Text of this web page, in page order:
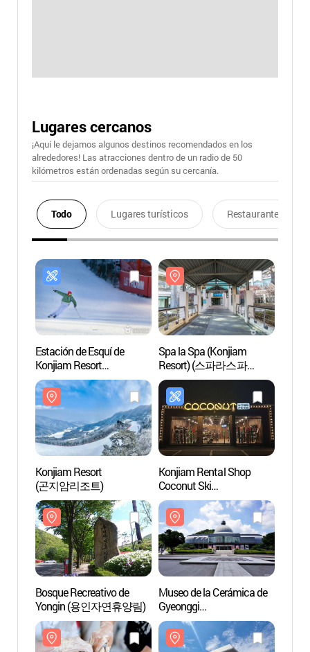
Lugares cercanos
¡Aquí le dejamos algunos destinos recomendados en los
alrededores! Las atracciones dentro de un radio de 50
kilómetros están ordenadas según su cercanía.
Todo Lugares turísticos Restaurantes
Estación de Esquí de
Konjiam Resort
(곤지암리조트 스키장)
Spa la Spa (Konjiam
Resort) (스파라스파
(곤지암리조트))
Konjiam Resort
(곤지암리조트)
Konjiam Rental Shop
Coconut Ski
(곤지암렌탈샵
코코넛스키)
Bosque Recreativo de
Yongin (용인자연휴양림)
Museo de la Cerámica de
Gyeonggi
(경기도자박물관)